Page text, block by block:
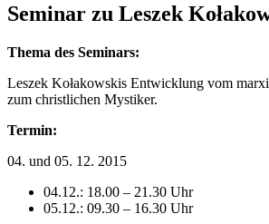
Seminar zu Leszek
Thema des Seminars:
Leszek Kołakowskis Entwicklung vom
zum christlichen Mystiker.
Termin:
04. und 05. 12. 2015
04.12.: 18.00 – 21.30 Uhr
05.12.: 09.30 – 16.30 Uhr